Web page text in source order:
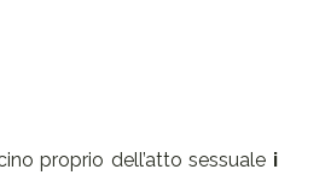
proprio dell’atto sessuale i